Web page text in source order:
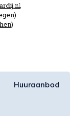
Huuraanbod